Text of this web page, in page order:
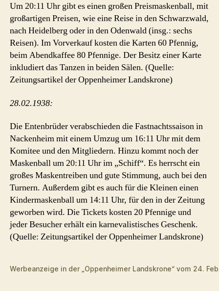
Um 20:11 Uhr gibt es einen großen Preismaskenball, mit
großartigen Preisen, wie eine Reise in den Schwarzwald,
nach Heidelberg oder in den Odenwald (insg.: sechs
Reisen). Im Vorverkauf kosten die Karten 60 Pfennig,
beim Abendkaffee 80 Pfennige. Der Besitz einer Karte
inkludiert das Tanzen in beiden Sälen. (Quelle:
Zeitungsartikel der Oppenheimer Landskrone)
28.02.1938:
Die Entenbrüder verabschieden die Fastnachtssaison in
Nackenheim mit einem Umzug um 16:11 Uhr mit dem
Komitee und den Mitgliedern. Hinzu kommt noch der
Maskenball um 20:11 Uhr im „Schiff“. Es herrscht ein
großes Maskentreiben und gute Stimmung, auch bei den
Turnern. Außerdem gibt es auch für die Kleinen einen
Kindermaskenball um 14:11 Uhr, für den in der Zeitung
geworben wird. Die Tickets kosten 20 Pfennige und
jeder Besucher erhält ein karnevalistisches Geschenk.
(Quelle: Zeitungsartikel der Oppenheimer Landskrone)
Werbeanzeige in der „Oppenheimer Landskrone“ vom 24.